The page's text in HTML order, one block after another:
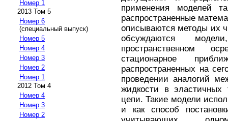
Номер 1
2013 Том 5
Номер 6
(специальный выпуск)
Номер 5
Номер 4
Номер 3
Номер 2
Номер 1
2012 Том 4
Номер 4
Номер 3
Номер 2
применения моделей
распространенные
описываются методы их
обсуждаются
пространственном
стационарное
распространенных на
проведении аналогий
жидкости в эластичных
цепи. Такие модели
и как способ